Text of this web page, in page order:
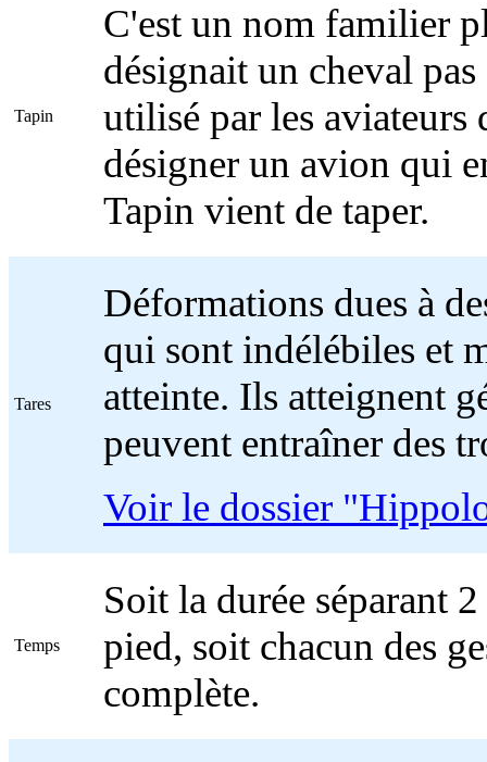
Tapin
C'est un nom familier
désignait un cheval
utilisé par les aviateurs
désigner un avion qui
Tapin vient de taper.
Tares
Déformations dues à
qui sont indélébiles et
atteinte. Ils atteignent
peuvent entraîner des
Voir le dossier
Temps
Soit la durée séparant
pied, soit chacun des
complète.